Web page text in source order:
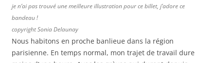
je n’ai pas trouvé une meilleure illustration pour ce billet, j’adore ce
bandeau !
copyright Sonia Delaunay
Nous habitons en proche banlieue dans la région
parisienne. En temps normal, mon trajet de travail dure